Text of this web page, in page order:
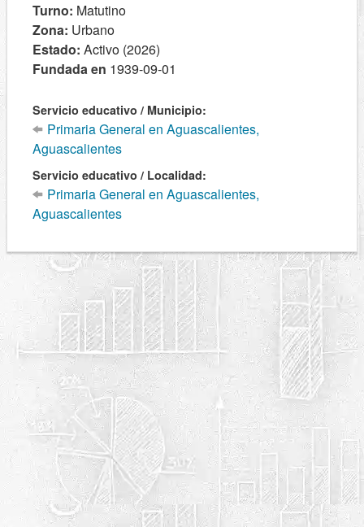
Turno: Matutino
Zona: Urbano
Estado: Activo (2026)
Fundada en 1939-09-01
Servicio educativo / Municipio:
Primaria General en Aguascalientes,
Aguascalientes
Servicio educativo / Localidad:
Primaria General en Aguascalientes,
Aguascalientes